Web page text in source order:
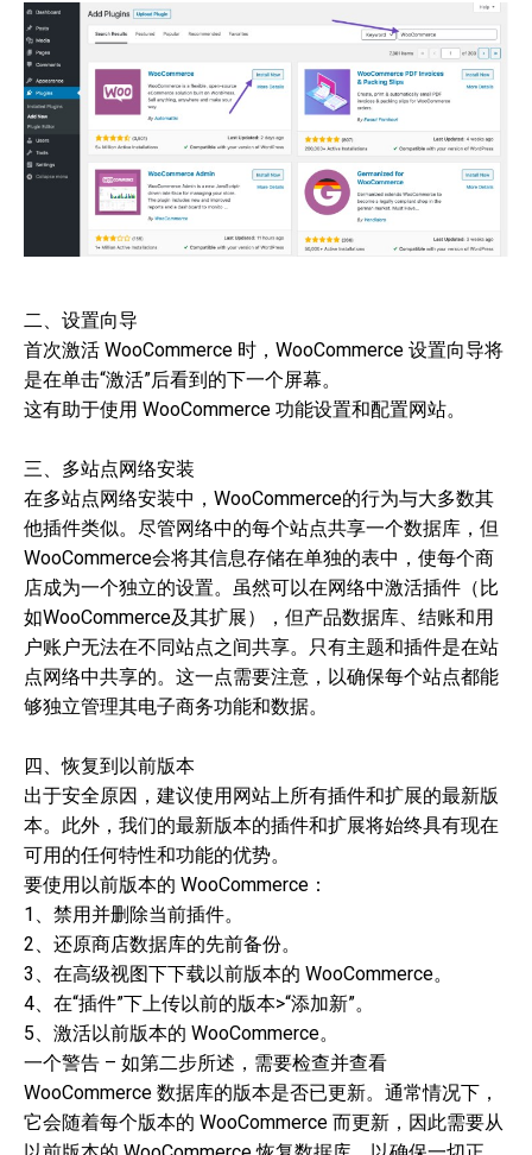
二、设置向导
首次激活 WooCommerce 时，WooCommerce 设置向导将
是在单击“激活”后看到的下一个屏幕。
这有助于使用 WooCommerce 功能设置和配置网站。
三、多站点网络安装
在多站点网络安装中，WooCommerce的行为与大多数其
他插件类似。尽管网络中的每个站点共享一个数据库，但
WooCommerce会将其信息存储在单独的表中，使每个商
店成为一个独立的设置。虽然可以在网络中激活插件（比
如WooCommerce及其扩展），但产品数据库、结账和用
户账户无法在不同站点之间共享。只有主题和插件是在站
点网络中共享的。这一点需要注意，以确保每个站点都能
够独立管理其电子商务功能和数据。
四、恢复到以前版本
出于安全原因，建议使用网站上所有插件和扩展的最新版
本。此外，我们的最新版本的插件和扩展将始终具有现在
可用的任何特性和功能的优势。
要使用以前版本的 WooCommerce：
1、禁用并删除当前插件。
2、还原商店数据库的先前备份。
3、在高级视图下下载以前版本的 WooCommerce。
4、在“插件”下上传以前的版本>“添加新”。
5、激活以前版本的 WooCommerce。
一个警告 – 如第二步所述，需要检查并查看
WooCommerce 数据库的版本是否已更新。通常情况下，
它会随着每个版本的 WooCommerce 而更新，因此需要从